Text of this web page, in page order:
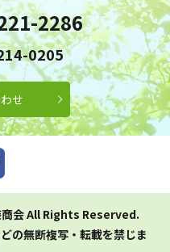
2286
0205
せ
会 All Rights Reserved.
の無断複写・転載を禁じま